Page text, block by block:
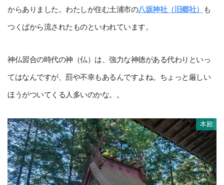
からありました。わたしが住む土浦市の八坂神社（旧郷社） も
つくばから流されたものといわれています。
神仏習合の時代の神（仏）は、強力な神徳がある代わりといっ
てはなんですが、罰や不幸もあるんですよね。ちょっと厳しい
ほうがついてくる人多いのかな。。
本殿